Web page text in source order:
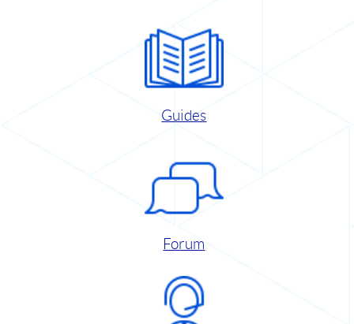
Guides
Forum